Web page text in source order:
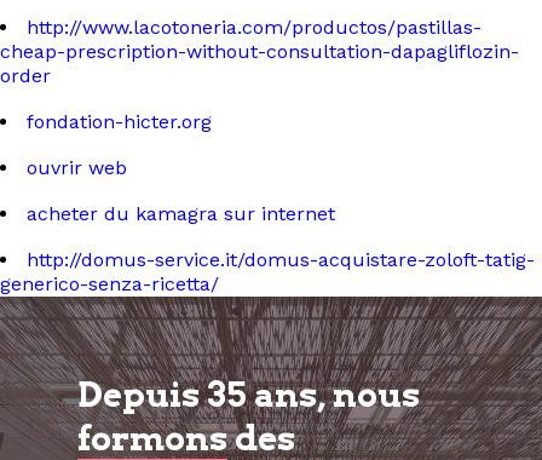
http://www.lacotoneria.com/productos/pastillas-
cheap-prescription-without-consultation-dapagliflozin-
order
fondation-hicter.org
ouvrir web
acheter du kamagra sur internet
http://domus-service.it/domus-acquistare-zoloft-tatig-
generico-senza-ricetta/
Depuis 35 ans, nous
formonsdes